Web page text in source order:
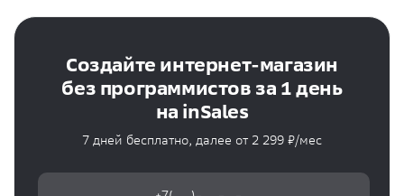
Создайте интернет-магазин
без программистов за 1 день
на inSales
7 дней бесплатно, далее от 2 299 ₽/мес